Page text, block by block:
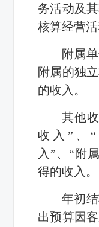
务活动及
核算经营活
附属
附属的独
的收入。
其他
收入”、
入”、“附
得的收入。
年初
出预算因